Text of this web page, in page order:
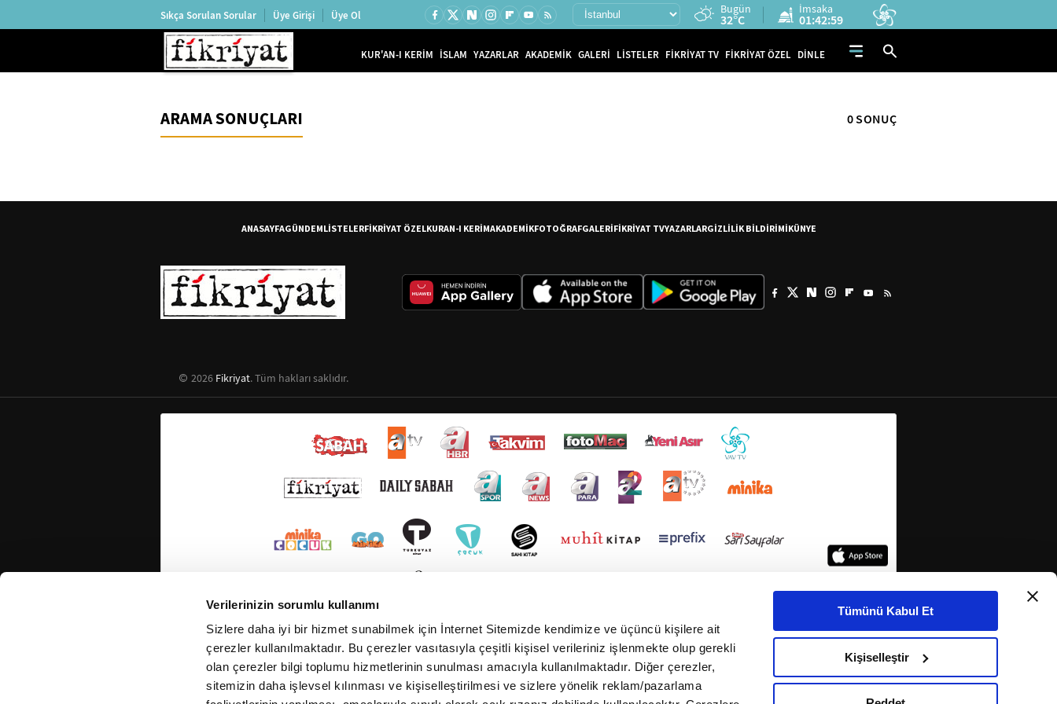
Verilerinizin sorumlu kullanımı
Sizlere daha iyi bir hizmet sunabilmek için İnternet Sitemizde kendimize ve üçüncü kişilere ait
çerezler kullanılmaktadır. Bu çerezler vasıtasıyla çeşitli kişisel verileriniz işlenmekte olup gerekli
olan çerezler bilgi toplumu hizmetlerinin sunulması amacıyla kullanılmaktadır. Diğer çerezler,
sitemizin daha işlevsel kılınması ve kişiselleştirilmesi ve sizlere yönelik reklam/pazarlama
Tümünü Kabul Et
Kişiselleştir
Sıkça Sorulan Sorular Üye Girişi Üye Ol Bugün
32°C
İmsaka
01:42:59
KUR'AN-I KERİM İSLAM YAZARLAR AKADEMİK GALERİ LİSTELER FİKRİYAT TV FİKRİYAT ÖZEL DİNLE
ARAMA SONUÇLARI 0 SONUÇ
ANASAYFAGÜNDEMLİSTELERFİKRİYAT ÖZELKURAN-I KERİMAKADEMİKFOTOĞRAFGALERİFİKRİYAT TVYAZARLARGİZLİLİK BİLDİRİMİKÜNYE
2026 Fikriyat. Tüm hakları saklıdır.